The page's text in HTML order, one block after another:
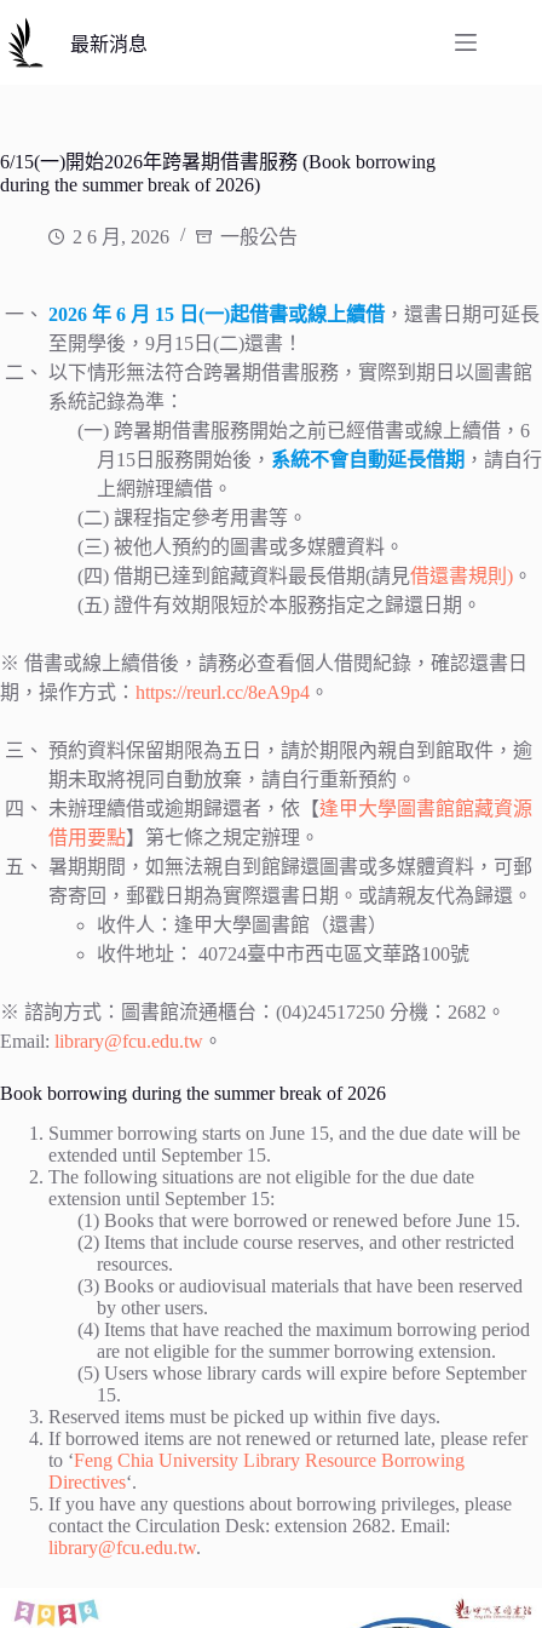
至
主
容
最新消息
6/15(一)開始2026年跨暑期借書服務 (Book borrowing
during the summer break of 2026)
2 6 月, 2026 一般公告
2026 年 6 月 15 日(一)起借書或線上續借，還書日期可延長
至開學後，9月15日(二)還書！
以下情形無法符合跨暑期借書服務，實際到期日以圖書館
系統記錄為準：
跨暑期借書服務開始之前已經借書或線上續借，6
月15日服務開始後， 系統不會自動延長借期 ，請自行
上網辦理續借。
課程指定參考用書等。
被他人預約的圖書或多媒體資料。
借期已達到館藏資料最長借期(請見借還書規則) 。
證件有效期限短於本服務指定之歸還日期。
※ 借書或線上續借後，請務必查看個人借閱紀錄，確認還書日
期，操作方式： https://reurl.cc/8eA9p4 。
預約資料保留期限為五日，請於期限內親自到館取件，逾
期未取將視同自動放棄，請自行重新預約。
未辦理續借或逾期歸還者，依【逢甲大學圖書館館藏資源
借用要點】第七條之規定辦理。
暑期期間，如無法親自到館歸還圖書或多媒體資料，可郵
寄寄回，郵戳日期為實際還書日期。或請親友代為歸還。
收件人：逢甲大學圖書館（還書）
收件地址： 40724臺中市西屯區文華路100號
※ 諮詢方式：圖書館流通櫃台：(04)24517250 分機：2682。
Email: library@fcu.edu.tw 。
Book borrowing during the summer break of 2026
Summer borrowing starts on June 15, and the due date will be
extended until September 15.
The following situations are not eligible for the due date
extension until September 15:
Books that were borrowed or renewed before June 15.
Items that include course reserves, and other restricted
resources.
Books or audiovisual materials that have been reserved
by other users.
Items that have reached the maximum borrowing period
are not eligible for the summer borrowing extension.
Users whose library cards will expire before September
15.
Reserved items must be picked up within five days.
If borrowed items are not renewed or returned late, please refer
to ‘Feng Chia University Library Resource Borrowing
Directives‘.
If you have any questions about borrowing privileges, please
contact the Circulation Desk: extension 2682. Email:
library@fcu.edu.tw.